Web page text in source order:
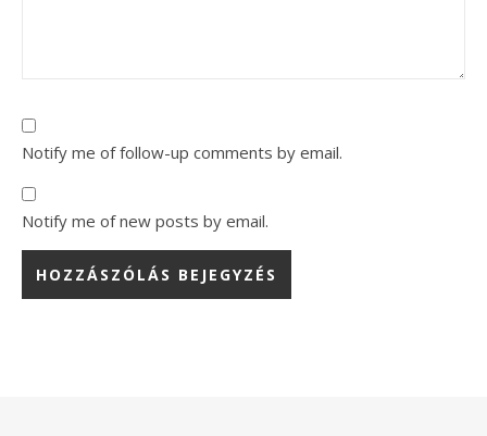
Notify me of follow-up comments by email.
Notify me of new posts by email.